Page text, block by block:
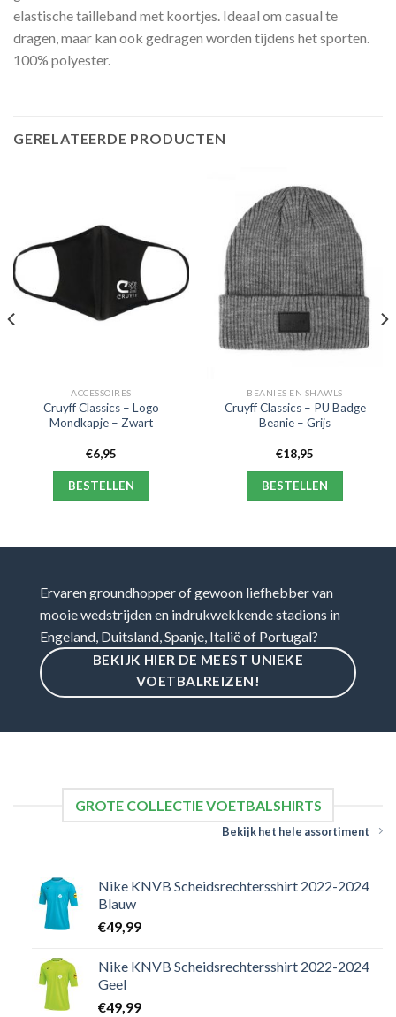
elastische tailleband met koortjes. Ideaal om casual te
dragen, maar kan ook gedragen worden tijdens het sporten.
100% polyester.
GERELATEERDE PRODUCTEN
ACCESSOIRES
Cruyff Classics – Logo
Mondkapje – Zwart
€6,95
BESTELLEN
BEANIES EN SHAWLS
Cruyff Classics – PU Badge
Beanie – Grijs
€18,95
BESTELLEN
Ervaren groundhopper of gewoon liefhebber van
mooie wedstrijden en indrukwekkende stadions in
Engeland, Duitsland, Spanje, Italië of Portugal?
BEKIJK HIER DE MEEST UNIEKE
VOETBALREIZEN!
GROTE COLLECTIE VOETBALSHIRTS
Bekijk het hele assortiment
Nike KNVB Scheidsrechtersshirt 2022-2024
Blauw
€49,99
Nike KNVB Scheidsrechtersshirt 2022-2024
Geel
€49,99